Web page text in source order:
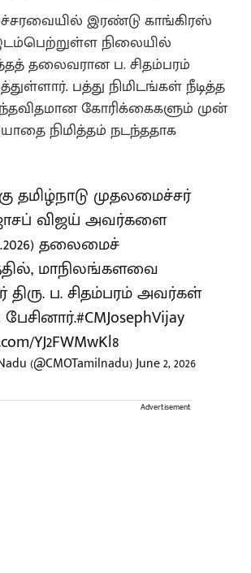
இரண்டு காங்கிரஸ்
நிலையில்
தலைவரான ப. சிதம்பரம்
பத்து நிமிடங்கள் நீடித்த
கோரிக்கைகளும் முன்
நிமித்தம் நடந்ததாக
தமிழ்நாடு முதலமைச்சர்
விஜய் அவர்களை
தலைமைச்
மாநிலங்களவை
திரு. ப. சிதம்பரம் அவர்கள்
பேசினார்.#CMJosephVijay‌
YJ2FWMwKl8
(@CMOTamilnadu)June 2, 2026
Advertisement